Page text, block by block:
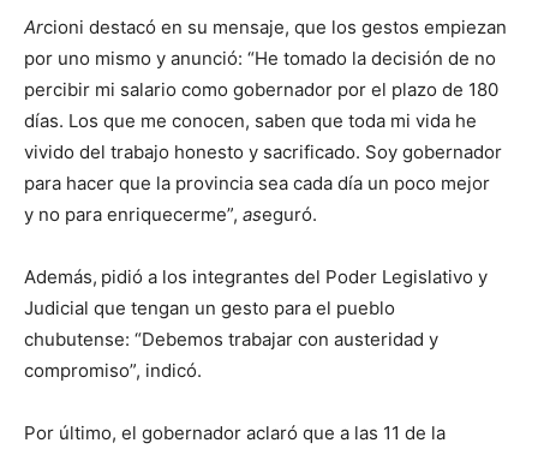
Arcioni destacó en su mensaje, que los gestos empiezan
por uno mismo y anunció: “He tomado la decisión de no
percibir mi salario como gobernador por el plazo de 180
días. Los que me conocen, saben que toda mi vida he
vivido del trabajo honesto y sacrificado. Soy gobernador
para hacer que la provincia sea cada día un poco mejor
y no para enriquecerme”, aseguró.
Además, pidió a los integrantes del Poder Legislativo y
Judicial que tengan un gesto para el pueblo
chubutense: “Debemos trabajar con austeridad y
compromiso”, indicó.
Por último, el gobernador aclaró que a las 11 de la